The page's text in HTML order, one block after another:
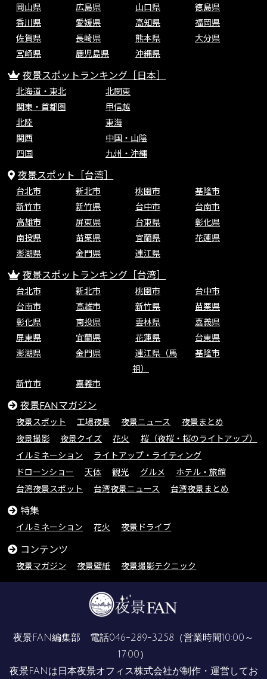
岡山県
広島県 山口県
徳島県
香川県
愛媛県 高知県
福岡県
佐賀県
長崎県 熊本県
大分県
宮崎県
鹿児島県 沖縄県
夜景スポットランキング［日本］
北海道・東北
北関東
関東・首都圏
甲信越
北陸
東海
関西
中国・山陰
四国
九州・沖縄
夜景スポット［台湾］
台北市 新北市 桃園市
基隆市
新竹市
新竹県 台中市
台南市
高雄市
屏東県 台東県
彰化県
南投県
苗栗県 宜蘭県
花蓮県
澎湖県
金門県 連江県
夜景スポットランキング［台湾］
台北市 新北市 桃園市
台中市
台南市
高雄市 新竹県
苗栗県
彰化県
南投県 雲林県
嘉義県
屏東県
宜蘭県 花蓮県
台東県
澎湖県
金門県
連江県（馬
祖）
基隆市
新竹市 嘉義市
夜景FANマガジン
夜景スポット 工場夜景 夜景ニュース
夜景まとめ
夜景撮影
夜景クイズ 花火
桜（夜桜・桜のライトアップ）
イルミネーション
ライトアップ・ライティング
ドローンショー
天体 観光 グルメ
ホテル・旅館
台湾夜景スポット
台湾夜景ニュース 台湾夜景まとめ
特集
イルミネーション 花火 夜景ドライブ
コンテンツ
夜景マガジン 夜景壁紙 夜景撮影テクニック
夜景FAN編集部 電話046-289-3258 （営業時間10:00～
17:00）
夜景FANは 日本夜景オフィス株式会社が制作・運営してお